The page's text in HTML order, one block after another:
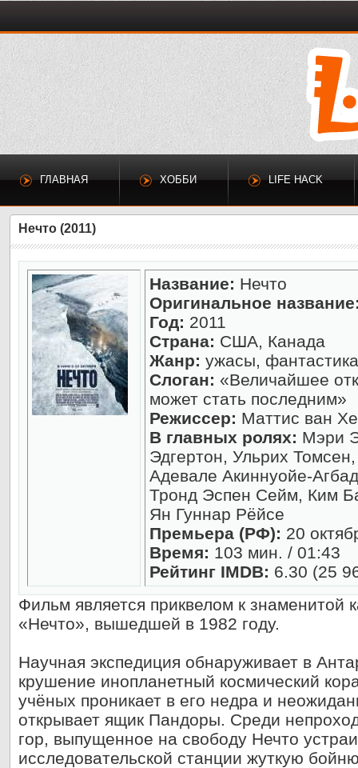
ГЛАВНАЯ ХОББИ LIFE HACK
Нечто (2011)
Название: Нечто
Оригинальное
Год: 2011
Страна: США, Канада
Жанр: ужасы,
Слоган: «Величайшее
может стать последним»
Режиссер: Маттис ван
В главных ролях: Мэри
Эдгертон, Ульрих
Адевале Акиннуойе-
Тронд Эспен Сейм, Ким
Ян Гуннар Рёйсе
Премьера (РФ): 20
Время: 103 мин. / 01:43
Рейтинг IMDB: 6.30 (25
Фильм является приквелом к знаменитой
«Нечто», вышедшей в 1982 году.
Научная экспедиция обнаруживает в
крушение инопланетный космический
учёных проникает в его недра и
открывает ящик Пандоры. Среди
гор, выпущенное на свободу Нечто
исследовательской станции жуткую